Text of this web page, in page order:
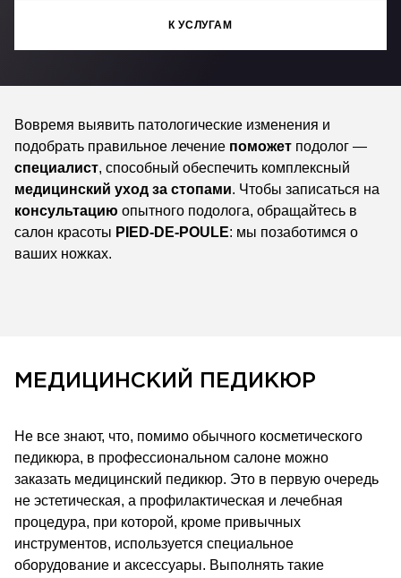
К УСЛУГАМ
Вовремя выявить патологические изменения и
подобрать правильное лечение поможет подолог —
специалист, способный обеспечить комплексный
медицинский уход за стопами. Чтобы записаться на
консультацию опытного подолога, обращайтесь в
салон красоты PIED-DE-POULE: мы позаботимся о
ваших ножках.
МЕДИЦИНСКИЙ ПЕДИКЮР
Не все знают, что, помимо обычного косметического
педикюра, в профессиональном салоне можно
заказать медицинский педикюр. Это в первую очередь
не эстетическая, а профилактическая и лечебная
процедура, при которой, кроме привычных
инструментов, используется специальное
оборудование и аксессуары. Выполнять такие